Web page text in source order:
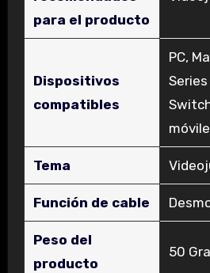
para el producto
Dispositivos
compatibles
‎PC,
Tema
Función de cable
Peso del
producto
‎50